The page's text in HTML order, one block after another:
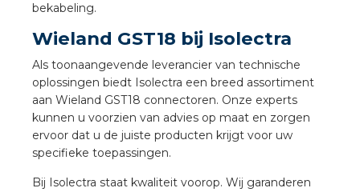
bekabeling.
Wieland GST18 bij Isolectra
Als toonaangevende leverancier van technische
oplossingen biedt Isolectra een breed assortiment
aan Wieland GST18 connectoren. Onze experts
kunnen u voorzien van advies op maat en zorgen
ervoor dat u de juiste producten krijgt voor uw
specifieke toepassingen.
Bij Isolectra staat kwaliteit voorop. Wij garanderen
RST®